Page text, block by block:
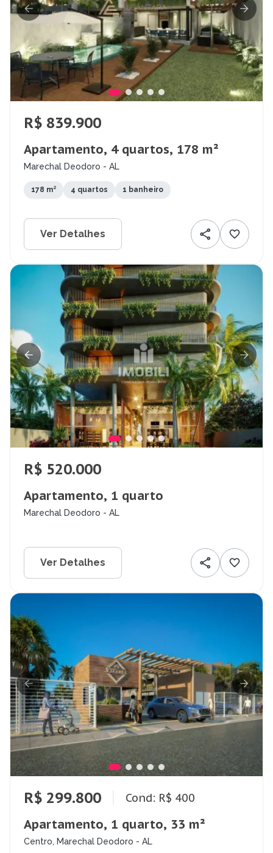
R$ 839.900
Apartamento, 4 quartos, 178 m²
Marechal Deodoro - AL
178 m² 4 quartos 1 banheiro
Ver Detalhes
R$ 520.000
Apartamento, 1 quarto
Marechal Deodoro - AL
Ver Detalhes
R$ 299.800 Cond: R$ 400
Apartamento, 1 quarto, 33 m²
Centro, Marechal Deodoro - AL